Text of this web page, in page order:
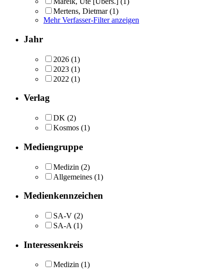
Mertens, Dietmar (1)
Mehr Verfasser-Filter anzeigen
Jahr
2026 (1)
2023 (1)
2022 (1)
Verlag
DK (2)
Kosmos (1)
Mediengruppe
Medizin (2)
Allgemeines (1)
Medienkennzeichen
SA-V (2)
SA-A (1)
Interessenkreis
Medizin (1)